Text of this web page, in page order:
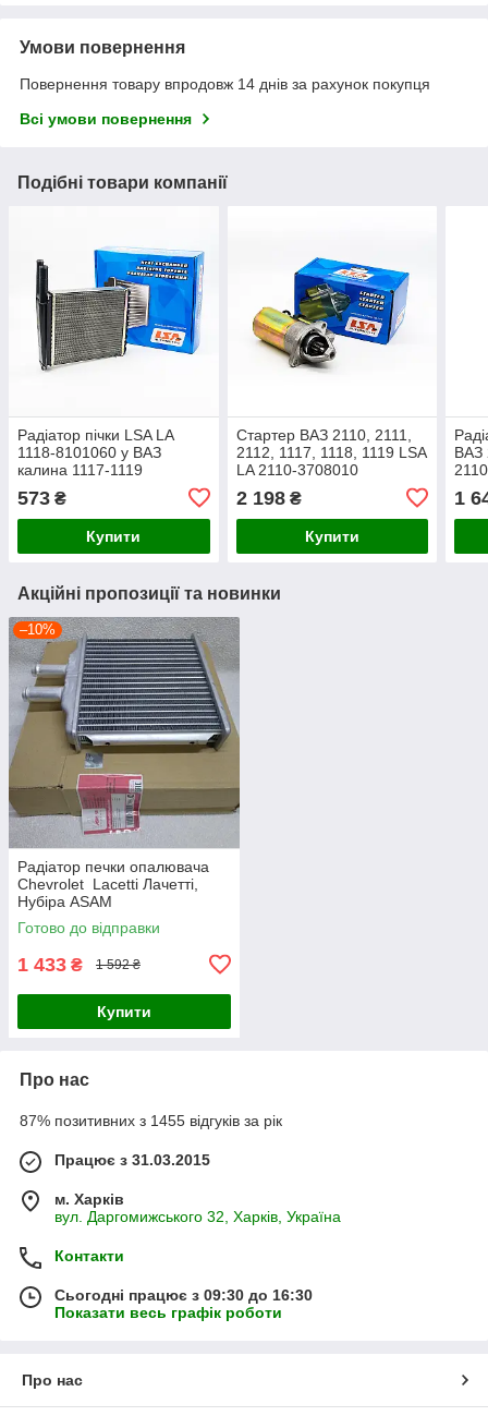
Умови повернення
Повернення товару впродовж 14 днів за рахунок покупця
Всі умови повернення
Подібні товари компанії
Радіатор пічки LSA LA
1118-8101060 у ВАЗ
калина 1117-1119
573 ₴
Купити
Стартер ВАЗ 2110, 2111,
2112, 1117, 1118, 1119 LSA
LA 2110-3708010
2 198₴
Купити
ВАЗ
1
Акційні пропозиції та новинки
–10%
Радіатор печки опалювача
Chevrolet Lacetti Лачетті,
Нубіра ASAM
Готово до відправки
1 433 ₴ 1 592 ₴
Купити
Про нас
87% позитивних з 1455 відгуків за рік
Працює з 31.03.2015
м. Харків
вул. Даргомижського 32, Харків, Україна
Контакти
Сьогодні працює з 09:30 до 16:30
Показати весь графік роботи
Про нас